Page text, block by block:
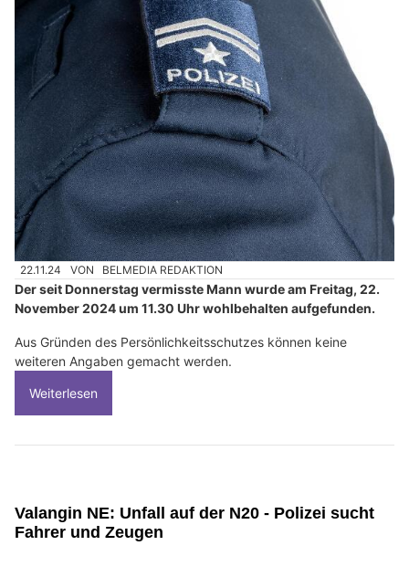
22.11.24 VON BELMEDIA REDAKTION
Der seit Donnerstag vermisste Mann wurde am Freitag, 22.
November 2024 um 11.30 Uhr wohlbehalten aufgefunden.
Aus Gründen des Persönlichkeitsschutzes können keine
weiteren Angaben gemacht werden.
Weiterlesen
Valangin NE: Unfall auf der N20 - Polizei sucht
Fahrer und Zeugen